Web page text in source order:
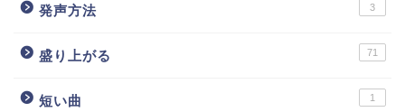
発声方法 3
盛り上がる 71
短い曲 1